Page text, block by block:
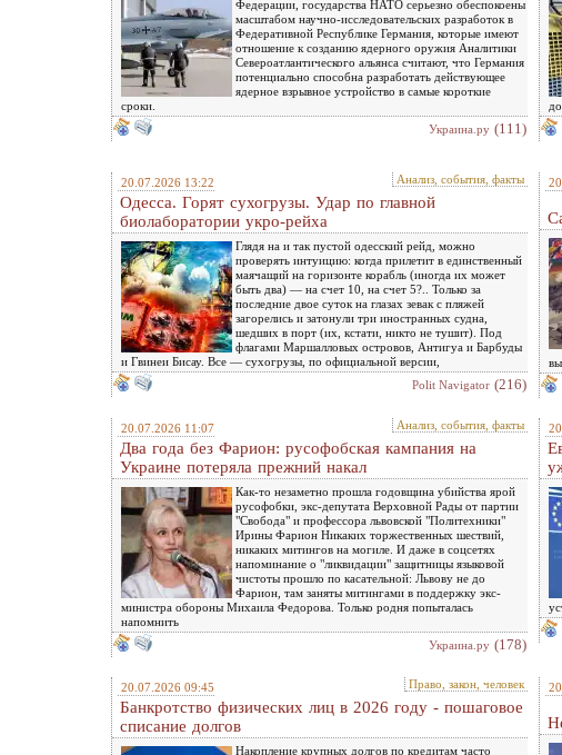
Федерации, государства НАТО серьезно обеспокоены
масштабом научно-исследовательских разработок в
Федеративной Республике Германия, которые имеют
отношение к созданию ядерного оружия Аналитики
Североатлантического альянса считают, что Германия
потенциально способна разработать действующее
ядерное взрывное устройство в самые короткие
сроки.
Украина.ру (111)
20.07.2026 13:22 Анализ, события, факты
Одесса. Горят сухогрузы. Удар по главной
биолаборатории укро-рейха
Глядя на и так пустой одесский рейд, можно
проверять интуицию: когда прилетит в единственный
маячащий на горизонте корабль (иногда их может
быть два) — на счет 10, на счет 5?.. Только за
последние двое суток на глазах зевак с пляжей
загорелись и затонули три иностранных судна,
шедших в порт (их, кстати, никто не тушит). Под
флагами Маршалловых островов, Антигуа и Барбуды
и Гвинеи Бисау. Все — сухогрузы, по официальной версии,
Polit Navigator (216)
20.07.2026 11:07 Анализ, события, факты
Два года без Фарион: русофобская кампания на
Украине потеряла прежний накал
Как-то незаметно прошла годовщина убийства ярой
русофобки, экс-депутата Верховной Рады от партии
"Свобода" и профессора львовской "Политехники"
Ирины Фарион Никаких торжественных шествий,
никаких митингов на могиле. И даже в соцсетях
напоминание о "ликвидации" защитницы языковой
чистоты прошло по касательной: Львову не до
Фарион, там заняты митингами в поддержку экс-
министра обороны Михаила Федорова. Только родня попыталась
напомнить
Украина.ру (178)
20.07.2026 09:45 Право, закон, человек
Банкротство физических лиц в 2026 году - пошаговое
списание долгов
Накопление крупных долгов по кредитам часто